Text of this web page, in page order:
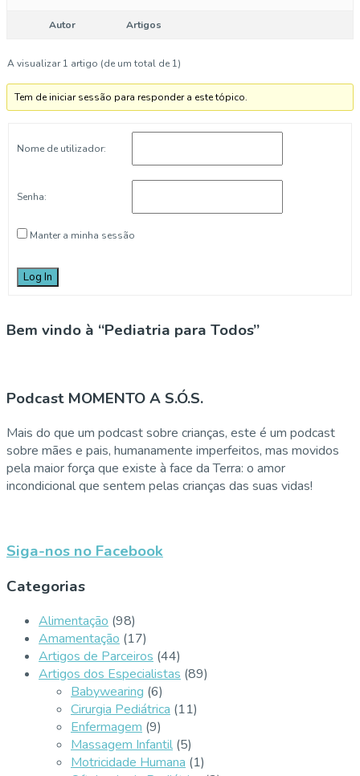
Autor Artigos
A visualizar 1 artigo (de um total de 1)
Tem de iniciar sessão para responder a este tópico.
Nome de utilizador:
Senha:
Manter a minha sessão
Log In
Bem vindo à “Pediatria para Todos”
Podcast MOMENTO A S.Ó.S.
Mais do que um podcast sobre crianças, este é um podcast
sobre mães e pais, humanamente imperfeitos, mas movidos
pela maior força que existe à face da Terra: o amor
incondicional que sentem pelas crianças das suas vidas!
Siga-nos no Facebook
Categorias
Alimentação (98)
Amamentação (17)
Artigos de Parceiros (44)
Artigos dos Especialistas (89)
Babywearing (6)
Cirurgia Pediátrica (11)
Enfermagem (9)
Massagem Infantil (5)
Motricidade Humana (1)